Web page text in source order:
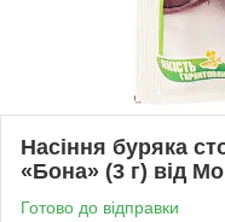
Насіння буряка
«Бона» (3 г) від
Готово до відправки